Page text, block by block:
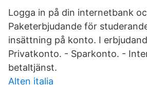
Logga in på din internetbank
Paketerbjudande för
insättning på konto. I
Privatkonto. - Sparkonto. -
betaltjänst.
Alten italia